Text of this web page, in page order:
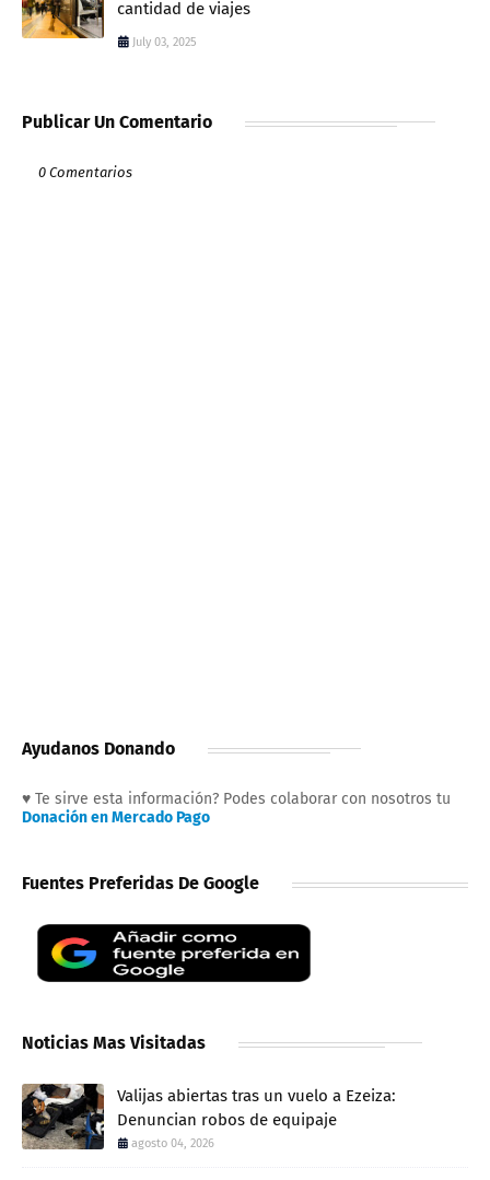
cantidad de viajes
July 03, 2025
Publicar Un Comentario
0 Comentarios
Ayudanos Donando
♥ Te sirve esta información? Podes colaborar con nosotros tu
Donación en Mercado Pago
Fuentes Preferidas De Google
Noticias Mas Visitadas
Valijas abiertas tras un vuelo a Ezeiza:
Denuncian robos de equipaje
agosto 04, 2026